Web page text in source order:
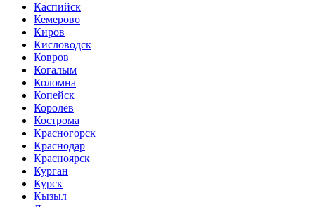
Каспийск
Кемерово
Киров
Кисловодск
Ковров
Когалым
Коломна
Копейск
Королёв
Кострома
Красногорск
Краснодар
Красноярск
Курган
Курск
Кызыл